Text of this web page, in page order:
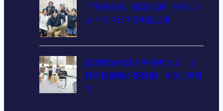
「名張少女」復活公演 9日にシ
ェイクスピア2作品上演
宮沢賢治作品で平和考える 上
野市民劇場が朗読劇 9日に伊賀
で